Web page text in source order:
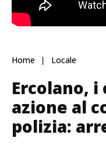
Home Locale
Ercolano,
azione al
polizia: